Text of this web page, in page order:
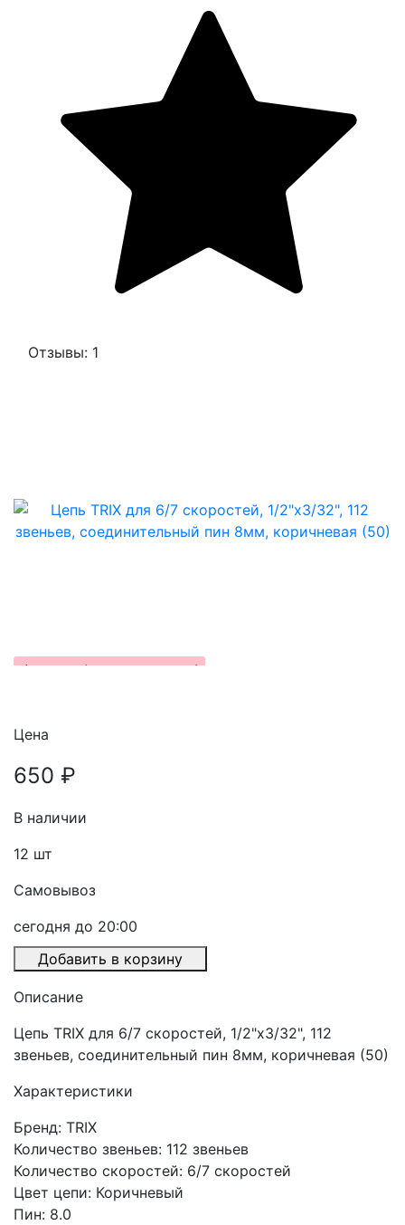
Отзывы: 1
Фотография покупателя!
Цена
650 ₽
В наличии
12 шт
Самовывоз
сегодня до 20:00
Добавить в корзину
Описание
Цепь TRIX для 6/7 скоростей, 1/2"х3/32", 112
звеньев, соединительный пин 8мм, коричневая (50)
Характеристики
Бренд: TRIX
Количество звеньев: 112 звеньев
Количество скоростей: 6/7 скоростей
Цвет цепи: Коричневый
Пин: 8.0